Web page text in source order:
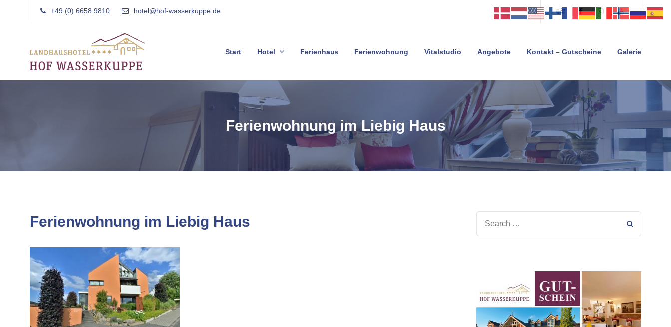
+49 (0) 6658 9810 hotel@hof-wasserkuppe.de Tripadvisor
FacebookInstagramYoutube
Landhaushotel Garni
Hof Wasserkuppe
Rhön
Familiär
geführtes
Landhaushotel
Start Hotel Ferienhaus Ferienwohnung Vitalstudio Angebote Kontakt – Gutscheine Galerie
Ferienwohnung im Liebig Haus
Ferienwohnung im Liebig Haus
FOR: